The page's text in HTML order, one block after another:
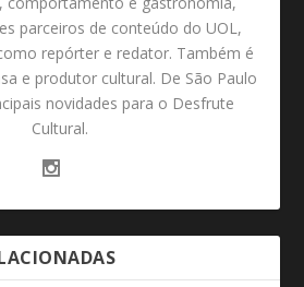
parceiros de conteúdo do UOL,
repórter e redator. Também é
e produtor cultural. De São Paulo
novidades para o Desfrute
Cultural.